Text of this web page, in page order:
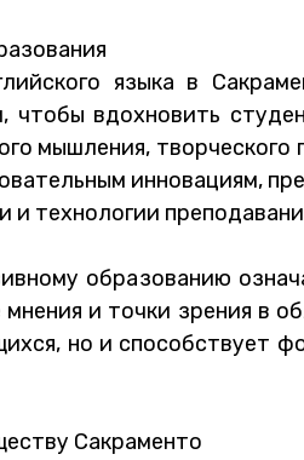
языка в
вдохновить
мышления,
инновациям,
технологии
образованию
и точки зрения в
но и способствует
Сакраменто